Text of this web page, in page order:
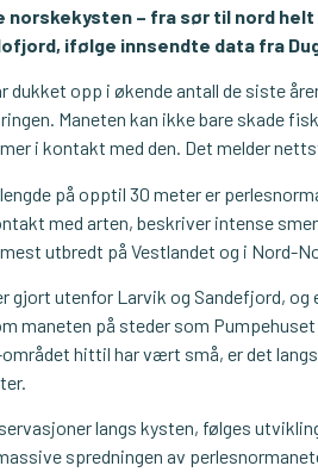
norskekysten – fra sør til nord
ifølge innsendte data fra
dukket opp i økende antall de siste
Maneten kan ikke bare skade
i kontakt med den. Det melder
på opptil 30 meter er
med arten, beskriver intense
utbredt på Vestlandet og i Nord-
gjort utenfor Larvik og Sandefjord,
maneten på steder som
hittil har vært små, er det
langs kysten, følges
spredningen av